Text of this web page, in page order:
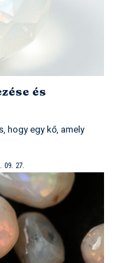
és
hogy egy kő, amely
09. 27.